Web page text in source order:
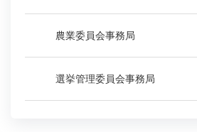
農業委員会事務局
選挙管理委員会事務局